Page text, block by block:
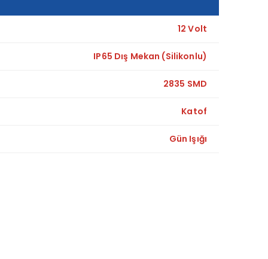
12 Volt
IP65 Dış Mekan (Silikonlu)
2835 SMD
Katof
Gün Işığı